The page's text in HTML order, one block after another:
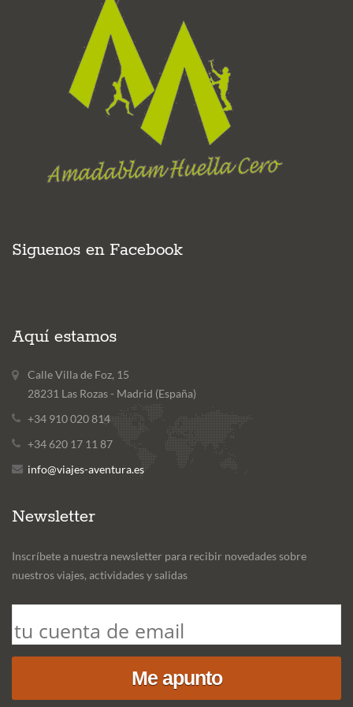
Siguenos en Facebook
Aquí estamos
Calle Villa de Foz, 15
28231 Las Rozas - Madrid (España)
+34 910 020 814
+34 620 17 11 87
info@viajes-aventura.es
Newsletter
Inscríbete a nuestra newsletter para recibir novedades sobre
nuestros viajes, actividades y salidas